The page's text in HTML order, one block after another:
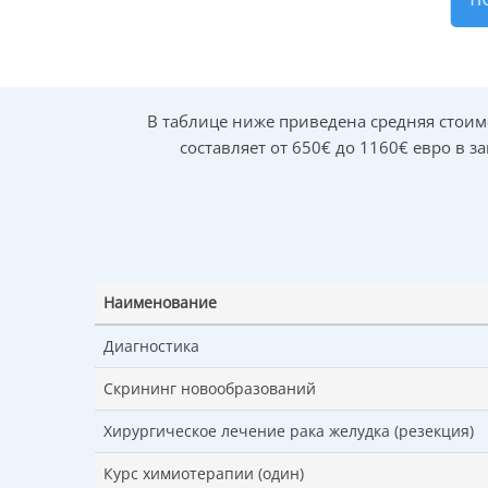
работа с вредными веществами,
ожирение;
присоединяются: общие абдоминальные
области живота), а также нарушения
Подробнее о причинах и симптомах
Где лучше лечить рак
клинике «Нордвест»
В таблице ниже приведена средняя
составляет от 650€ до 1160€ евро в
Наименование
Диагностика
Скрининг новообразований
Хирургическое лечение рака желудка (резекция)
Курс химиотерапии (один)